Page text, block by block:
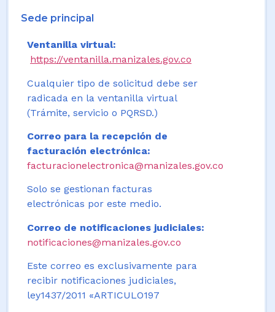
Sede principal
Ventanilla virtual:
https://ventanilla.manizales.gov.co
Cualquier tipo de solicitud debe ser
radicada en la ventanilla virtual
(Trámite, servicio o PQRSD.)
Correo para la recepción de
facturación electrónica:
facturacionelectronica@manizales.gov.co
Solo se gestionan facturas
electrónicas por este medio.
Correo de notificaciones judiciales:
notificaciones@manizales.gov.co
Este correo es exclusivamente para
recibir notificaciones judiciales,
ley1437/2011 «ARTICULO197